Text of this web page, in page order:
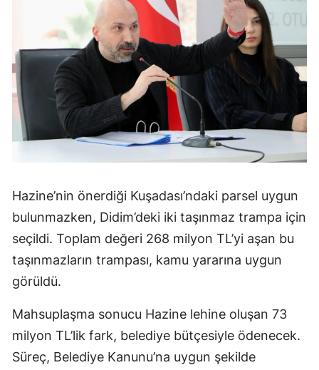
Hazine’nin önerdiği Kuşadası’ndaki parsel uygun
bulunmazken, Didim’deki iki taşınmaz trampa için
seçildi. Toplam değeri 268 milyon TL’yi aşan bu
taşınmazların trampası, kamu yararına uygun
görüldü.
Mahsuplaşma sonucu Hazine lehine oluşan 73
milyon TL’lik fark, belediye bütçesiyle ödenecek.
Süreç, Belediye Kanunu’na uygun şekilde